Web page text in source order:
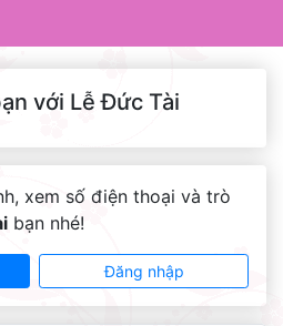
với Lễ Đức Tài
xem số điện thoại và trò
bạn nhé!
Đăng nhập